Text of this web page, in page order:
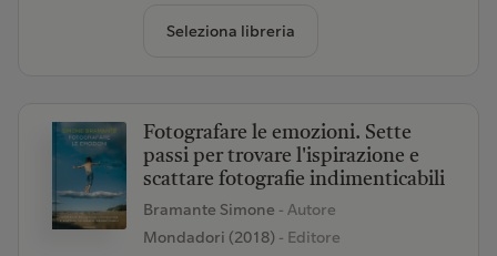
Seleziona libreria
Fotografare le emozioni. Sette
passi per trovare l'ispirazione e
scattare fotografie indimenticabili
Bramante Simone - Autore
Mondadori (2018)- Editore